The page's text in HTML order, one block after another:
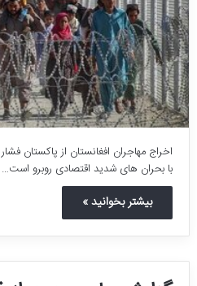
اخراج مهاجران افغانستان از پاکستان
با بحران های شدید اقتصادی روبرو است…
بیشتر بخوانید »